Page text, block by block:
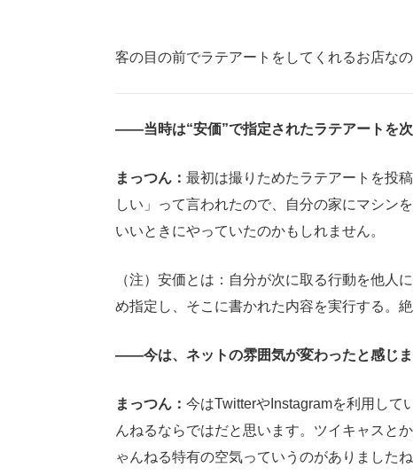
客の目の前でラテアートをしてくれるお店な
――当時は“安価”で指定されたラテアートを
まっつん： 最初は撮りためたラテアートを投
しい」って言われたので、自分の家にマシン
いいときにやっていたのかもしれません。
（注）安価とは：自分が次に取る行動を他人
め指定し、そこに書かれた内容を実行する。絶
――今は、ネットの雰囲気が変わったと感じま
まっつん： 今はTwitterやInstagramを利用して
んねるならではだと思います。ツイキャスと
ゃんねる特有の空気っていうのがありましたね